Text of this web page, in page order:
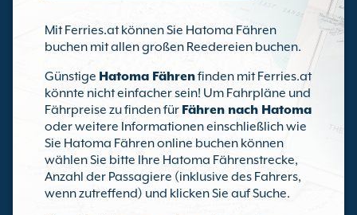
Mit Ferries.at können Sie Hatoma Fähren
buchen mit allen großen Reedereien buchen.
Günstige Hatoma Fährenfinden mit Ferries.at
könnte nicht einfacher sein! Um Fahrpläne und
Fährpreise zu finden für Fähren nach Hatoma
oder weitere Informationen einschließlich wie
Sie Hatoma Fähren online buchen können
wählen Sie bitte Ihre Hatoma Fährenstrecke,
Anzahl der Passagiere (inklusive des Fahrers,
wenn zutreffend) und klicken Sie auf Suche.